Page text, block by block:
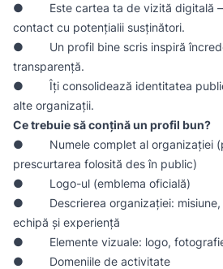
● Este cartea ta de vizită digitală –
contact cu potențialii susținători.
● Un profil bine scris inspiră
transparență.
● Îți consolidează identitatea
alte organizații.
Ce trebuie să conțină un profil bun?
● Numele complet al organizației
prescurtarea folosită des în public)
● Logo-ul (emblema oficială)
● Descrierea organizației: misiune,
echipă și experiență
● Elemente vizuale: logo,
● Domeniile de activitate